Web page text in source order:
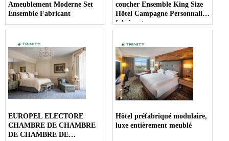
Ameublement Moderne Set
Ensemble Fabricant
coucher Ensemble King Size
Hôtel Campagne Personnalisé
fabricant
EUROPEL ELECTORE
CHAMBRE DE CHAMBRE
DE CHAMBRE DE
Hôtel préfabriqué modulaire,
luxe entièrement meublé